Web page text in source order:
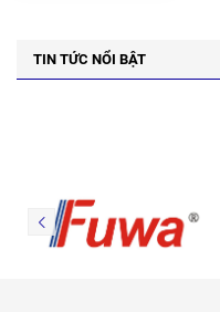
TIN TỨC NỔI BẬT